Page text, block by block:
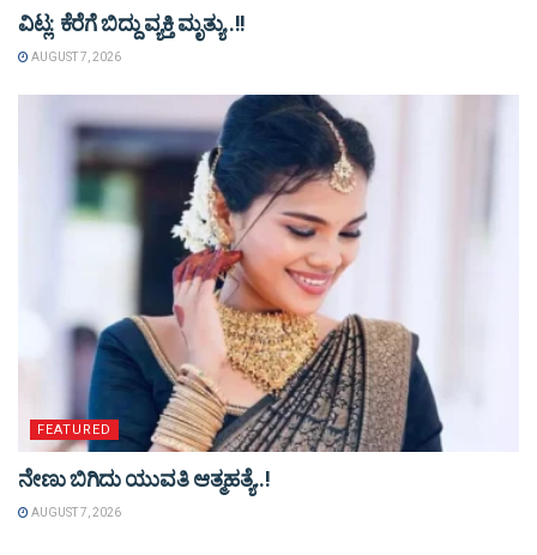
ವಿಟ್ಲ: ಕೆರೆಗೆ ಬಿದ್ದು ವ್ಯಕ್ತಿ ಮೃತ್ಯು..!!
AUGUST 7, 2026
FEATURED
ನೇಣು ಬಿಗಿದು ಯುವತಿ ಆತ್ಮಹತ್ಯೆ..!
AUGUST 7, 2026